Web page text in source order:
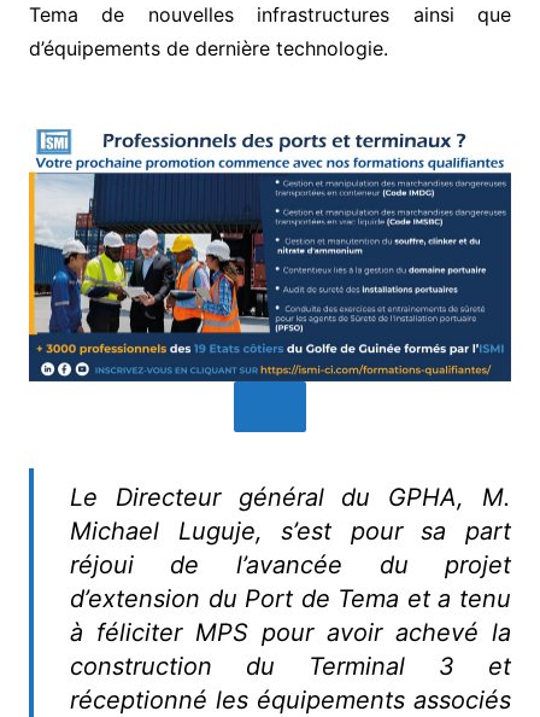
Tema de nouvelles infrastructures ainsi que
d’équipements de dernière technologie.
Le Directeur général du GPHA, M.
Michael Luguje, s’est pour sa part
réjoui de l’avancée du projet
d’extension du Port de Tema et a tenu
à féliciter MPS pour avoir achevé la
construction du Terminal 3 et
réceptionné les équipements associés